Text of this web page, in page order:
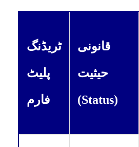
قانونی
حیثیت
(Status)
ٹریڈنگ
پلیٹ
فارم